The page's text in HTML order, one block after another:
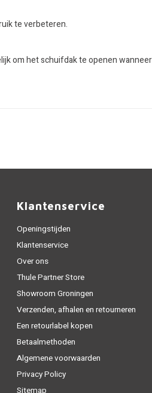
te verbeteren.
om het schuifdak te openen
Klantenservice
Openingstijden
Klantenservice
Over ons
Thule Partner Store
Showroom Groningen
Verzenden, afhalen en retourneren
Een retourlabel kopen
Betaalmethoden
Algemene voorwaarden
Privacy Policy
Sitemap